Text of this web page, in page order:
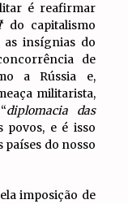
é reafirmar
‘ do capitalismo
insígnias do
de
a Rússia e,
militarista,
diplomacia das
povos, e é isso
países do nosso
imposição de